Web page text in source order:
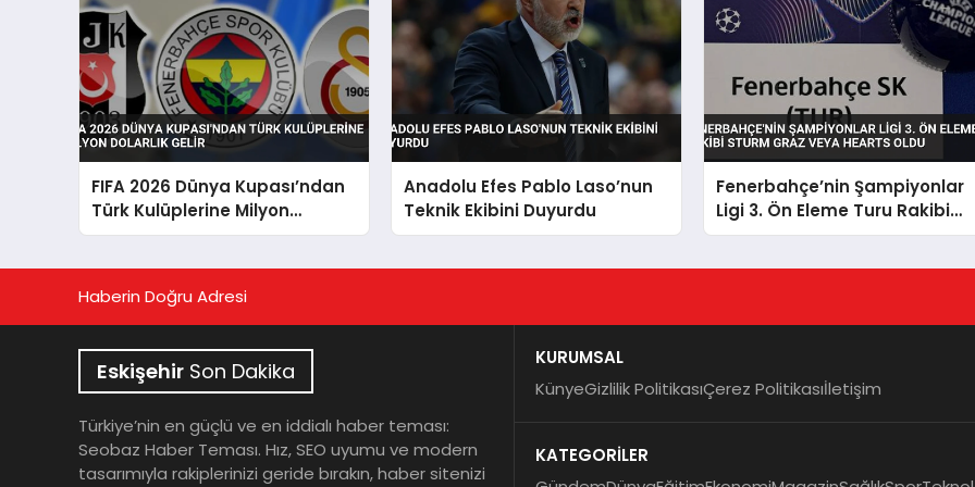
FIFA 2026 Dünya Kupası’ndan
Türk Kulüplerine Milyon
Dolarlık Gelir
Anadolu Efes Pablo Laso’nun
Teknik Ekibini Duyurdu
Fenerbahçe’nin Şampiyonlar
Ligi 3. Ön Eleme Turu Rakibi
Sturm Graz veya Hearts Oldu
Haberin Doğru Adresi
Eskişehir Son Dakika
Türkiye’nin en güçlü ve en iddialı haber teması:
Seobaz Haber Teması. Hız, SEO uyumu ve modern
tasarımıyla rakiplerinizi geride bırakın, haber sitenizi
KURUMSAL
KünyeGizlilik PolitikasıÇerez Politikasıİletişim
KATEGORİLER